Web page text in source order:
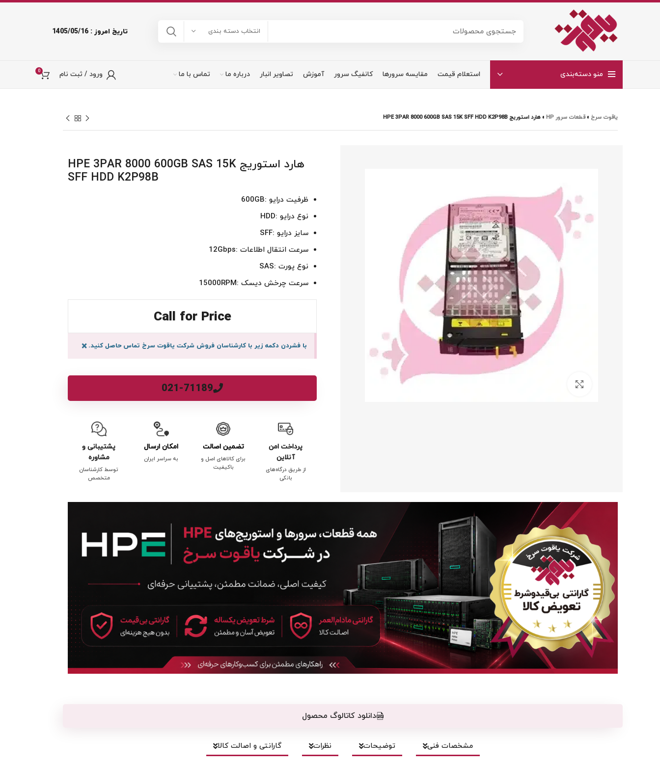
انتخاب دسته بندی تاریخ امروز : 1405/05/16
منو دسته‌بندی استعلام قیمت مقایسه سرورها کانفیگ سرور آموزش تصاویر انبار درباره ما تماس با ما ورود / ثبت نام 0
یاقوت سرخ »قطعات سرور HP »هارد استوریج HPE 3PAR 8000 600GB SAS 15K SFF HDD K2P98B
هارد استوریج HPE 3PAR 8000 600GB SAS 15K
SFF HDD K2P98B
ظرفیت درایو :600GB
نوع درایو :HDD
سایز درایو :SFF
سرعت انتقال اطلاعات :12Gbps
نوع پورت :SAS
سرعت چرخش دیسک :15000RPM
Call for Price
با فشردن دکمه زیر با کارشناسان فروش شرکت یاقوت سرخ تماس حاصل کنید.×
021-71189
پرداخت امن
آنلاین
از طریق درگاه‌های
بانکی
تضمین اصالت
برای کالاهای اصل و
باکیفیت
امکان ارسال
به سراسر ایران
پشتیبانی و
مشاوره
توسط کارشناسان
متخصص
دانلود کاتالوگ محصول
مشخصات فنی توضیحات نظرات گارانتی و اصالت کالا